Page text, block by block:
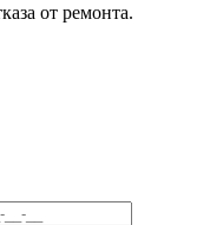
от ремонта.